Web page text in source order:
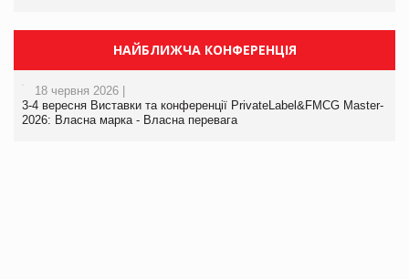
НАЙБЛИЖЧА КОНФЕРЕНЦІЯ
18 червня 2026 |
3-4 вересня Виставки та конференції PrivateLabel&FMCG Master-
2026: Власна марка - Власна перевага